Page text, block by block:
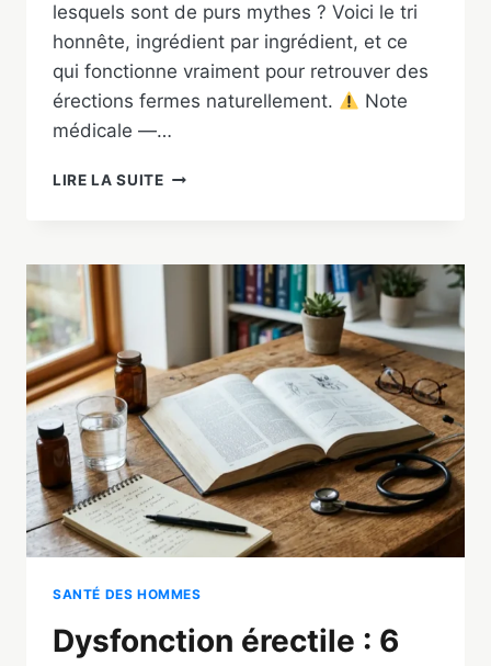
lesquels sont de purs mythes ? Voici le tri
honnête, ingrédient par ingrédient, et ce
qui fonctionne vraiment pour retrouver des
érections fermes naturellement.
Note
médicale —…
LIRE LA SUITEREMÈDES
:
CE
QUI
MARCHE
VRAIMENT
(ET
MYTHES)
SANTÉ DES HOMMES
Dysfonction érectile : 6